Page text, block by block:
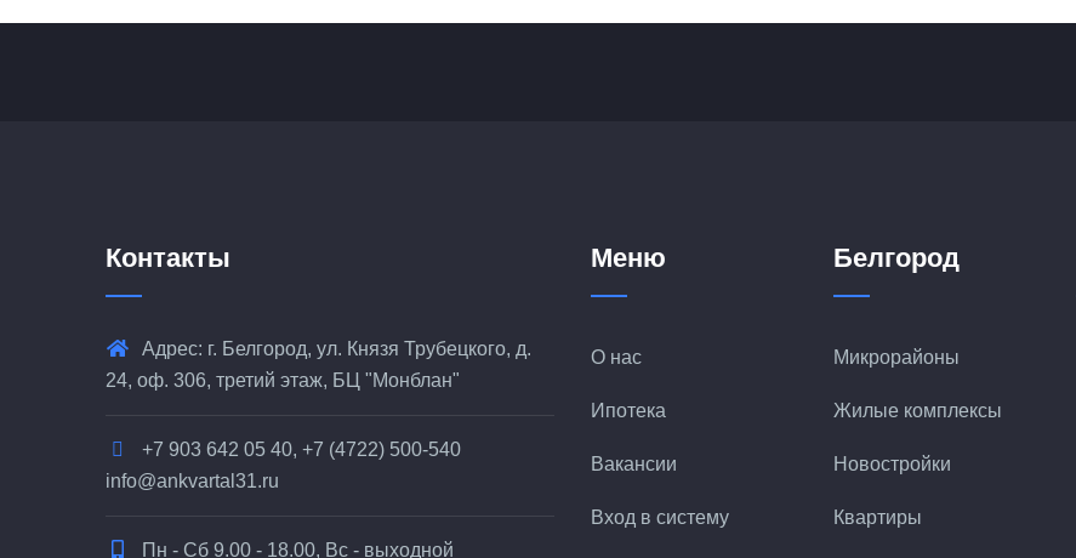
Контакты
Адрес: г. Белгород, ул. Князя Трубецкого, д.
24, оф. 306, третий этаж, БЦ "Монблан"
+7 903 642 05 40, +7 (4722) 500-540
info@ankvartal31.ru
Пн - Сб 9.00 - 18.00, Вс - выходной
Меню
О нас
Ипотека
Вакансии
Вход в систему
Белгород
Микрорайоны
Жилые комплексы
Новостройки
Квартиры